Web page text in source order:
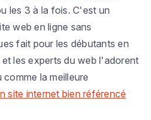
les 3 à la fois. C'est un
web en ligne sans
fait pour les débutants en
les experts du web l'adorent
la meilleure
site internet bien référencé